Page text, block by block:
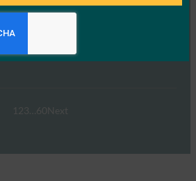
털 ID 지침 초안의 네 번째 개정판
을 위해…
1 2 3 60Next